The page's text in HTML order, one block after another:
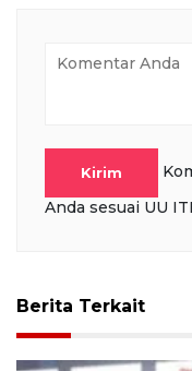
Kirim
Anda sesuai UU
Berita Terkait